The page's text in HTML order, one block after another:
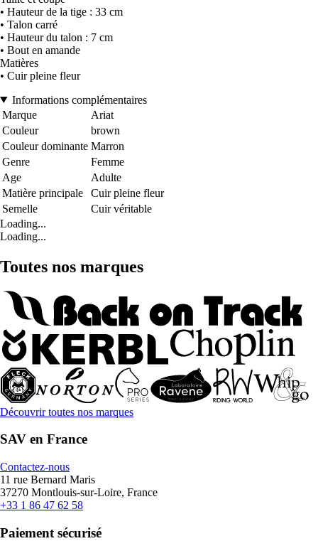
• Hauteur de la tige : 33 cm
• Talon carré
• Hauteur du talon : 7 cm
• Bout en amande
Matières
• Cuir pleine fleur
Informations complémentaires
Marque
Ariat
Couleur
brown
Couleur dominante Marron
Genre
Femme
Age
Adulte
Matière principale
Cuir pleine fleur
Semelle
Cuir véritable
Loading...
Loading...
Toutes nos marques
Découvrir toutes nos marques
SAV en France
Contactez-nous
11 rue Bernard Maris
37270 Montlouis-sur-Loire, France
+33 1 86 47 62 58
Paiement sécurisé